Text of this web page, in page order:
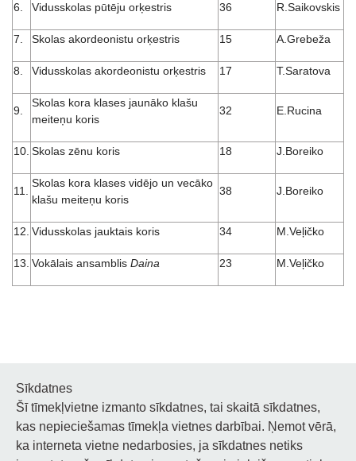
6. Vidusskolas pūtēju orķestris 36 R.Saikovskis
7. Skolas akordeonistu orķestris 15 A.Grebeža
8. Vidusskolas akordeonistu orķestris 17 T.Saratova
9.
Skolas kora klases jaunāko klašu
meiteņu koris
32 E.Rucina
10. Skolas zēnu koris 18 J.Boreiko
11.
Skolas kora klases vidējo un vecāko
klašu meiteņu koris
38 J.Boreiko
12. Vidusskolas jauktais koris 34 M.Veļičko
13. Vokālais ansamblis Daina 23 M.Veļičko
Noderīgi
Sīkdatnes
Šī tīmekļvietne izmanto sīkdatnes, tai skaitā sīkdatnes,
kas nepieciešamas tīmekļa vietnes darbībai. Ņemot vērā,
ka interneta vietne nedarbosies, ja sīkdatnes netiks